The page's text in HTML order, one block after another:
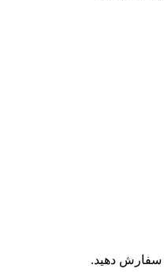
سفارش دهید.